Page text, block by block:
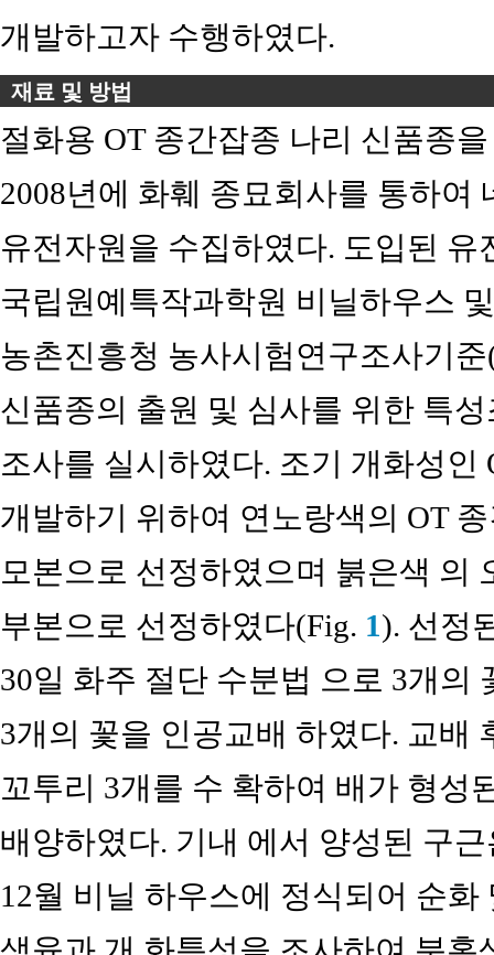
개발하고자 수행하였다.
재료 및 방법
절화용 OT 종간잡종 나리 신품종
2008년에 화훼 종묘회사를 통하여
유전자원을 수집하였다. 도입된
국립원예특작과학원 비닐하우스
농촌진흥청 농사시험연구조사기
신품종의 출원 및 심사를 위한 특
조사를 실시하였다. 조기 개화성인
개발하기 위하여 연노랑색의 OT 종
모본으로 선정하였으며 붉은색 의
부본으로 선정하였다(Fig. 1). 선정
30일 화주 절단 수분법 으로 3개의
3개의 꽃을 인공교배 하였다. 교배
꼬투리 3개를 수 확하여 배가 형성
배양하였다. 기내 에서 양성된 구
12월 비닐 하우스에 정식되어 순화